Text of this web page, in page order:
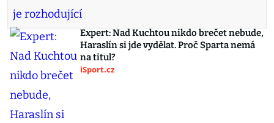
Expert: Nad Kuchtou nikdo brečet nebude,
Haraslín si jde vydělat. Proč Sparta nemá
na titul?
iSport.cz